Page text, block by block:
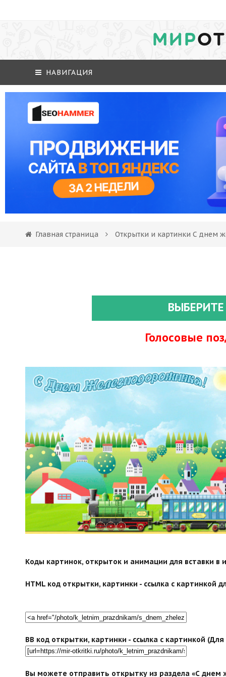
МИР
НАВИГАЦИЯ
Главная страница Открытки и картинки С днем
Голосовые
Коды картинок, открыток и анимации для вставки в
HTML код открытки, картинки - ссылка с картинкой
BB код открытки, картинки - ссылка с картинкой
Вы можете отправить открытку из раздела «С